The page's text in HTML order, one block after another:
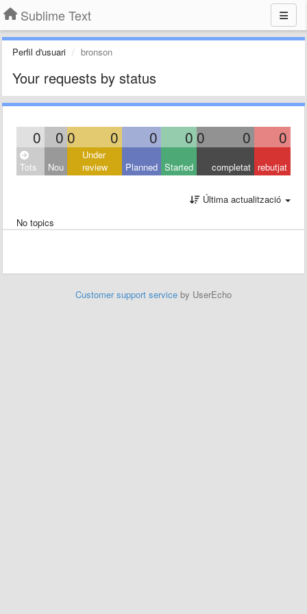
Sublime Text
Perfil d'usuari bronson
Your requests by status
0 0 0 0 0 0 0 0 0
Tots Nou
Under
review
Planned Started completat rebutjat
Última actualització
No topics
Customer support service by UserEcho